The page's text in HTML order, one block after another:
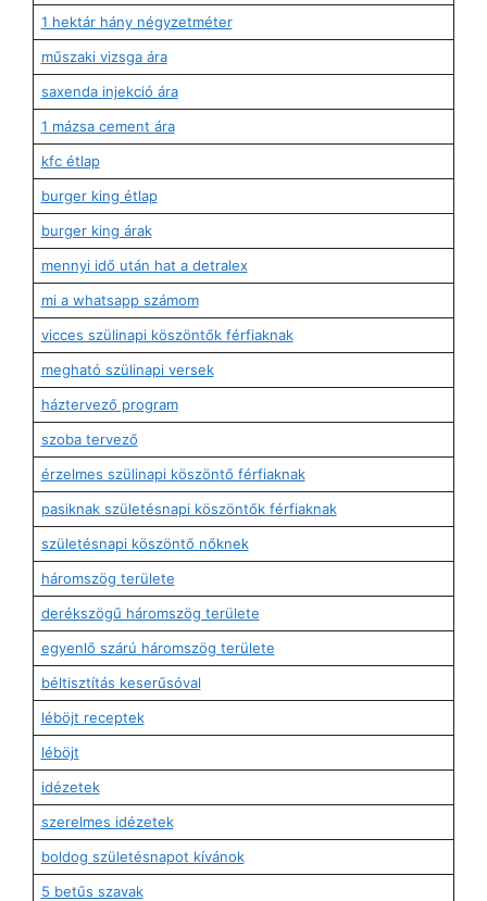
1 hektár hány négyzetméter
műszaki vizsga ára
saxenda injekció ára
1 mázsa cement ára
kfc étlap
burger king étlap
burger king árak
mennyi idő után hat a detralex
mi a whatsapp számom
vicces szülinapi köszöntők férfiaknak
megható szülinapi versek
háztervező program
szoba tervező
érzelmes szülinapi köszöntő férfiaknak
pasiknak születésnapi köszöntők férfiaknak
születésnapi köszöntő nőknek
háromszög területe
derékszögű háromszög területe
egyenlő szárú háromszög területe
béltisztítás keserűsóval
léböjt receptek
léböjt
idézetek
szerelmes idézetek
boldog születésnapot kívánok
5 betűs szavak